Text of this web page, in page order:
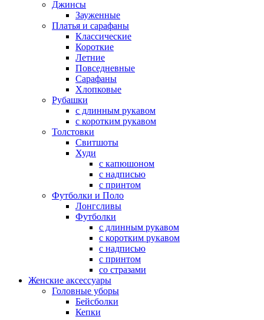
Джинсы
Зауженные
Платья и сарафаны
Классические
Короткие
Летние
Повседневные
Сарафаны
Хлопковые
Рубашки
с длинным рукавом
с коротким рукавом
Толстовки
Свитшоты
Худи
с капюшоном
с надписью
с принтом
Футболки и Поло
Лонгсливы
Футболки
с длинным рукавом
с коротким рукавом
с надписью
с принтом
со стразами
Женские аксессуары
Головные уборы
Бейсболки
Кепки